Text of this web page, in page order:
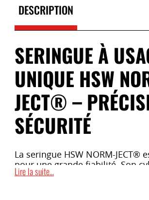
DESCRIPTION
SERINGUE À
UNIQUE HSW
JECT® –
SÉCURITÉ
La seringue HSW NORM-JECT®
pour une grande fiabilité. Son
transparent est à la fois maniable
Lire la suite...